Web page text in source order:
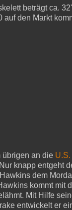
beträgt ca.
auf den Markt
übrigen an die
knapp entgeht
dem
kommt mit
Mit Hilfe
entwickelt er